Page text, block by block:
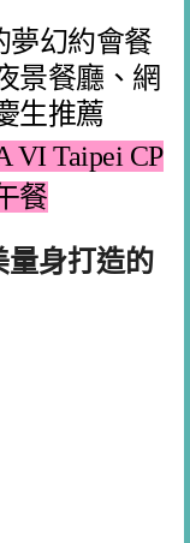
VI Taipei CP
餐
身打造的